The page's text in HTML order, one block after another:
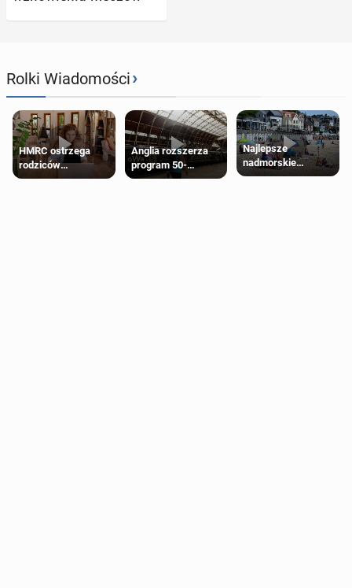
Rolki Wiadomości›
HMRC ostrzega
rodziców
pobierających Child
Anglia rozszerza
program 50-
procentowych
Najlepsze
nadmorskie
miasteczko blisko